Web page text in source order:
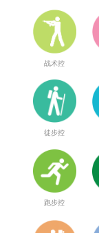
战术控
徒步控
跑步控